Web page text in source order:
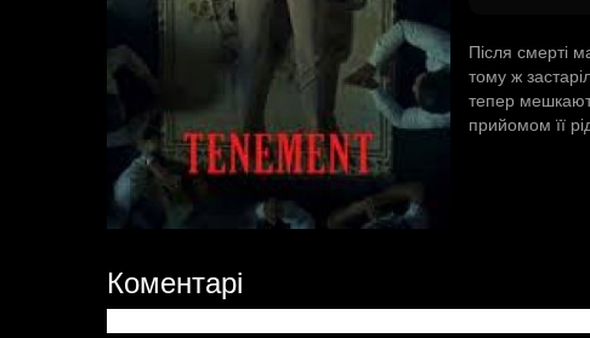
Після смерті
тому ж
тепер
прийомом її
Коментарі